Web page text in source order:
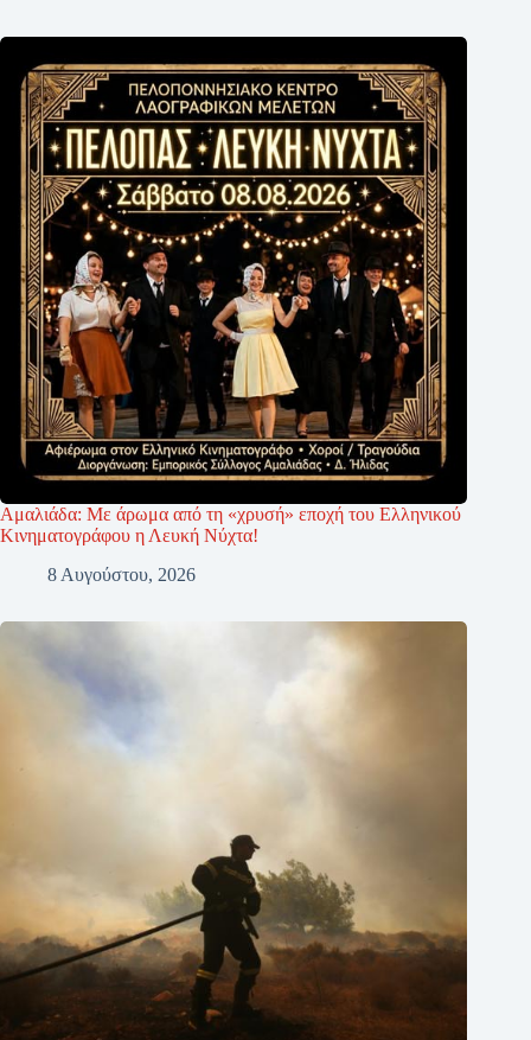
Αμαλιάδα: Με άρωμα από τη «χρυσή» εποχή του Ελληνικού
Κινηματογράφου η Λευκή Νύχτα!
8 Αυγούστου, 2026